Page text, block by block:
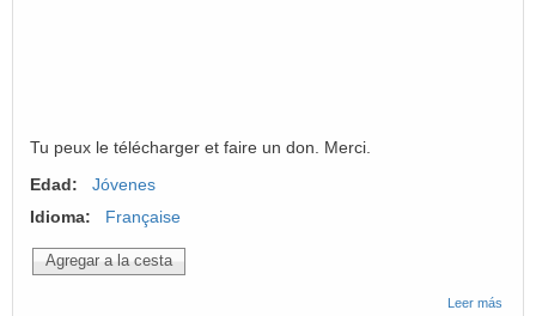
Tu peux le télécharger et faire un don. Merci.
Edad:
Jóvenes
Idioma:
Française
Leer más